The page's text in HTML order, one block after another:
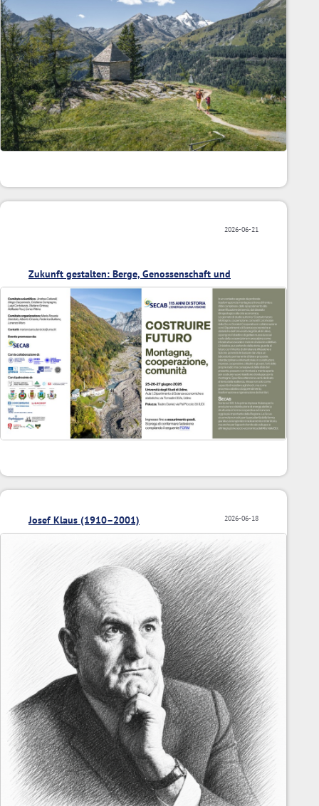
2026-06-21
Zukunft gestalten: Berge, Genossenschaft und
Gemeinschaft
2026-06-18
Josef Klaus (1910–2001)